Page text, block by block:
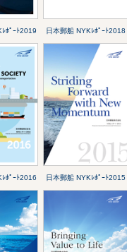
ﾎﾟｰﾄ2019 日本郵船 NYKﾚﾎﾟｰﾄ2018
ﾎﾟｰﾄ2016 日本郵船 NYKﾚﾎﾟｰﾄ2015